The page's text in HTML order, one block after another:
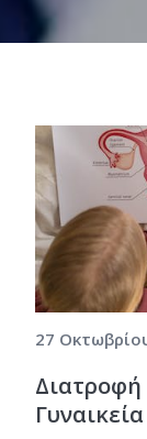
27
Διατροφή